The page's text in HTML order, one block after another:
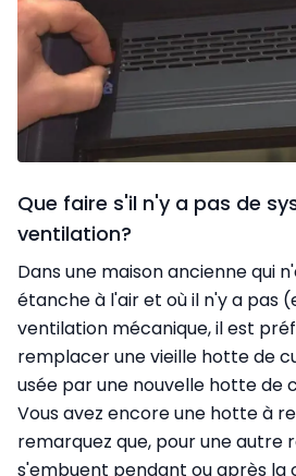
Que faire s'il n'y a pas de
ventilation?
Dans une maison ancienne qui
étanche à l'air et où il n'y a pas
ventilation mécanique, il est
remplacer une vieille hotte de
usée par une nouvelle hotte de
Vous avez encore une hotte à
remarquez que, pour une autre
s'embuent pendant ou après la